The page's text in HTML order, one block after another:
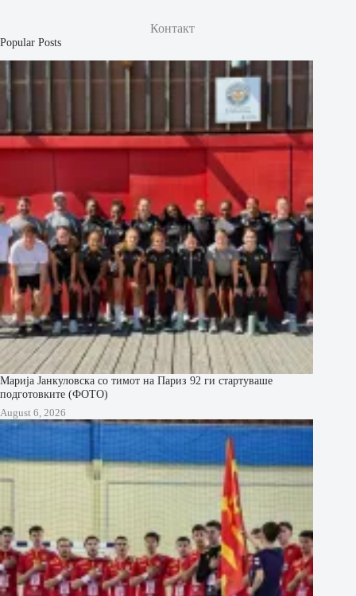
Контакт
Popular Posts
Марија Јанкуловска со тимот на Париз 92 ги стартуваше
подготовките (ФОТО)
August 6, 2026